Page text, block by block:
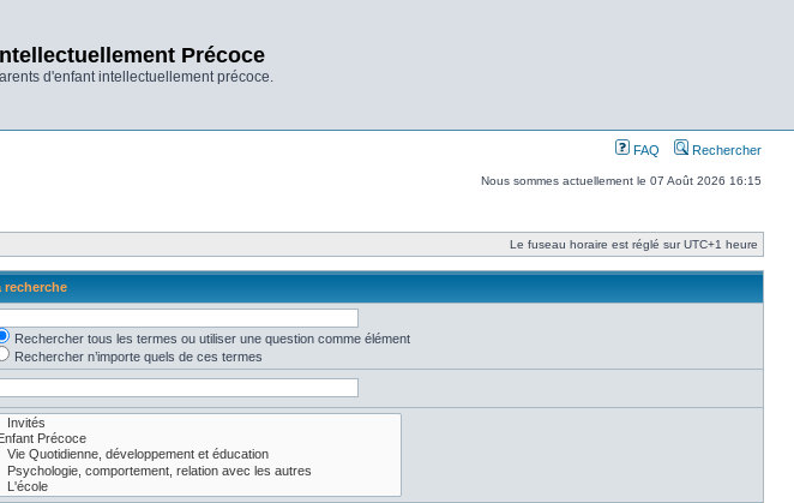
Précoce
d'enfant intellectuellement précoce.
FAQ Rechercher
Nous sommes actuellement le 07 Août 2026 16:15
Le fuseau horaire est réglé sur UTC+1 heure
recherche
Rechercher tous les termes ou utiliser une question comme élément
Rechercher n’importe quels de ces termes